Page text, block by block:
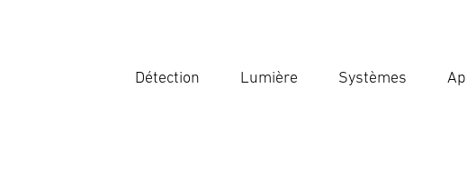
Détection Lumière Systèmes